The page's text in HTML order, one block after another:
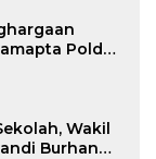
Polda
Wakil
Burhan